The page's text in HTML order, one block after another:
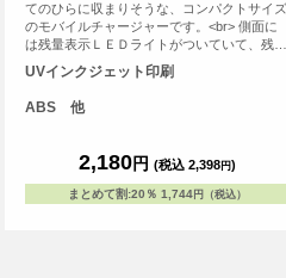
てのひらに収まりそうな、コンパクトサイズ
のモバイルチャージャーです。<br> 側面に
は残量表示ＬＥＤライトがついていて、残量
確認が簡単。<br> 小容量ではありますが、
リーズナブルな価格帯でフォルムもかわいら
しく、イベントのノベルティなどにお勧めで
す。<br> <br> ご注意：<br> ■ケーブルは付
UVインクジェット印刷
ABS 他
2,180円 (税込 2,398円)
まとめて割:20％ 1,744円（税込）